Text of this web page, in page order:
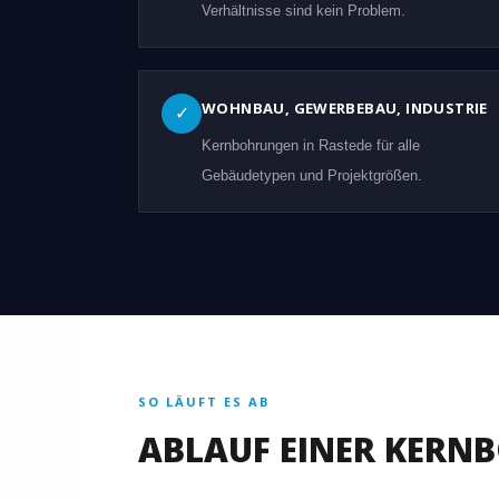
Verhältnisse sind kein Problem.
✓ WOHNBAU, GEWERBEBAU, INDUSTRIE
Kernbohrungen in Rastede für alle
Gebäudetypen und Projektgrößen.
SO LÄUFT ES AB
ABLAUF EINER